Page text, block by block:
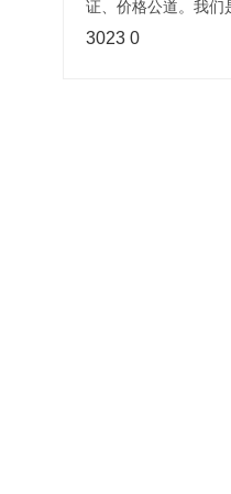
证、价格公道。我们
3023 0